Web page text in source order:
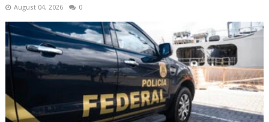
August 04, 2026 0